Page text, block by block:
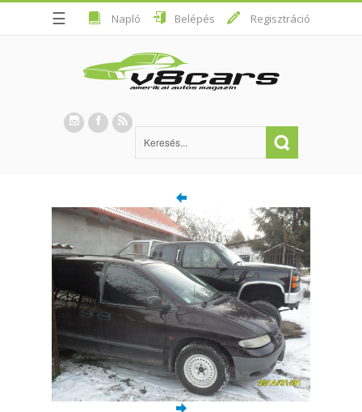
☰ Napló Belépés Regisztráció